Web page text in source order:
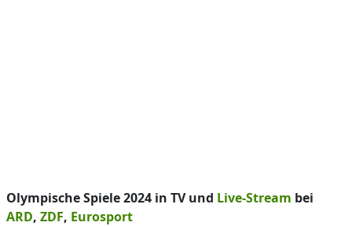
Olympische Spiele 2024 in TV und Live-Stream bei
ARD, ZDF, Eurosport